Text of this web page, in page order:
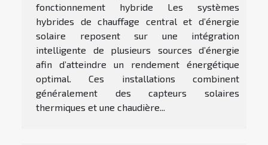
fonctionnement hybride Les systèmes
hybrides de chauffage central et d’énergie
solaire reposent sur une intégration
intelligente de plusieurs sources d’énergie
afin d’atteindre un rendement énergétique
optimal. Ces installations combinent
généralement des capteurs solaires
thermiques et une chaudière...